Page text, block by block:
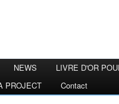
NEWS LIVRE D'OR
PROJECT
Contact